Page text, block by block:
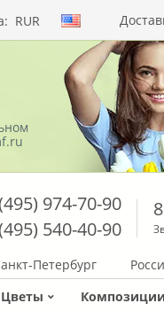
RUR
974-70-90
540-40-90
Петербург
Цветы Композиции